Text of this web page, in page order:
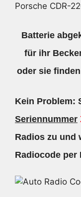
Porsche CDR-
Batterie
für ihr
oder sie
Kein Problem:
Seriennummer
Radios zu und
Radiocode per